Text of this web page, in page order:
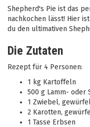
Shepherd's Pie ist das
nachkochen lässt! Hier
du den ultimativen
Die Zutaten
Rezept für 4 Personen:
1 kg Kartoffeln
500 g Lamm- oder
1 Zwiebel,
2 Karotten,
1 Tasse Erbsen